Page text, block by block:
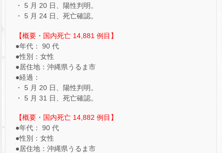
・ 5 月 20 日、陽性判明。
・ 5 月 24 日、死亡確認。
【概要・国内死亡 14,881 例目】
●年代： 90 代
●性別：女性
●居住地：沖縄県うるま市
●経過：
・ 5 月 20 日、陽性判明。
・ 5 月 31 日、死亡確認。
【概要・国内死亡 14,882 例目】
●年代： 90 代
●性別：女性
●居住地：沖縄県うるま市